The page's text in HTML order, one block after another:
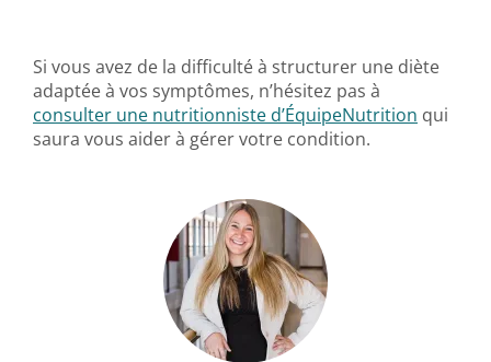
Si vous avez de la difficulté à structurer une diète
adaptée à vos symptômes, n’hésitez pas à
consulter une nutritionniste d’ÉquipeNutrition qui
saura vous aider à gérer votre condition.